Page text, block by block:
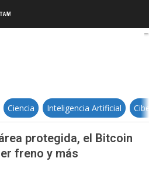
Isla Ají ya es un área
Ciencia Inteligencia Artificial
protegida, el Bitcoin
freno y más